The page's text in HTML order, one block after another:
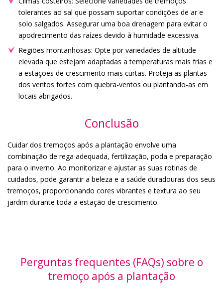
tolerantes ao sal que possam suportar condições de ar e
solo salgados. Assegurar uma boa drenagem para evitar o
apodrecimento das raízes devido à humidade excessiva.
Regiões montanhosas: Opte por variedades de altitude
elevada que estejam adaptadas a temperaturas mais frias e
a estações de crescimento mais curtas. Proteja as plantas
dos ventos fortes com quebra-ventos ou plantando-as em
locais abrigados.
Conclusão
Cuidar dos tremoços após a plantação envolve uma
combinação de rega adequada, fertilização, poda e preparação
para o inverno. Ao monitorizar e ajustar as suas rotinas de
cuidados, pode garantir a beleza e a saúde duradouras dos seus
tremoços, proporcionando cores vibrantes e textura ao seu
jardim durante toda a estação de crescimento.
Perguntas frequentes (FAQs) sobre o
tremoço após a plantação